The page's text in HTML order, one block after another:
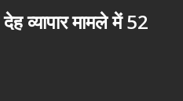
व्यापार मामले में 52